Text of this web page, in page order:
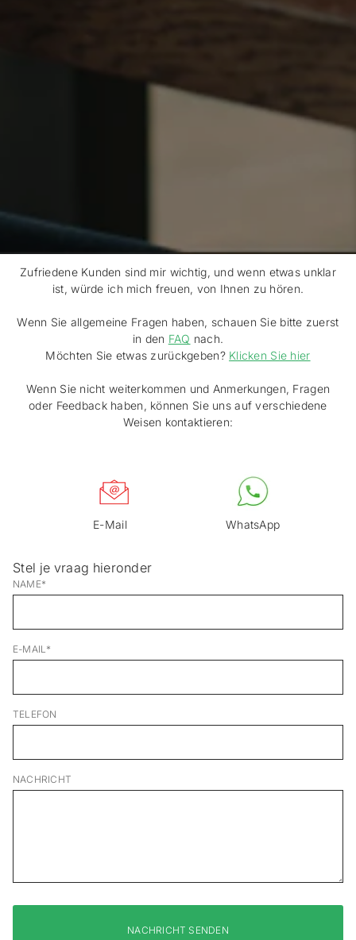
Zufriedene Kunden sind mir wichtig, und wenn etwas unklar
ist, würde ich mich freuen, von Ihnen zu hören.
Wenn Sie allgemeine Fragen haben, schauen Sie bitte zuerst
in den FAQ nach.
Möchten Sie etwas zurückgeben? Klicken Sie hier
Wenn Sie nicht weiterkommen und Anmerkungen, Fragen
oder Feedback haben, können Sie uns auf verschiedene
Weisen kontaktieren:
E-Mail WhatsApp
Stel je vraag hieronder
NAME*
E-MAIL*
TELEFON
NACHRICHT
NACHRICHT SENDEN